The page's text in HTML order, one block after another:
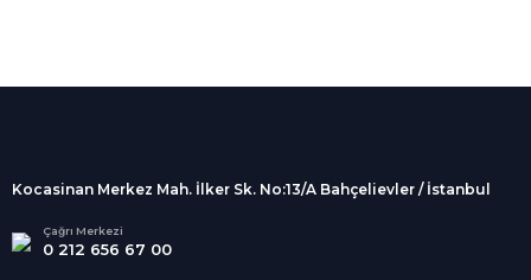
Alışveriş
kargolanmaktadır.
Tüm Kredi Kartlarına taksit
seçenekleri
Kocasinan Merkez Mah. İlker Sk. No:13/A Bahçelievler / İstanbul
Çağrı Merkezi
0 212 656 67 00